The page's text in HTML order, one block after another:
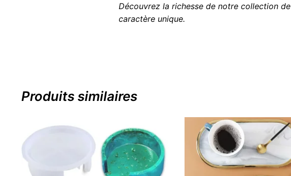
Découvrez la richesse de notre collection de
caractère unique.
Produits similaires